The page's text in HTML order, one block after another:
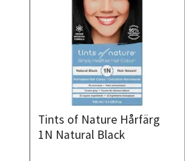
Tints of Nature Hårfärg
1N Natural Black